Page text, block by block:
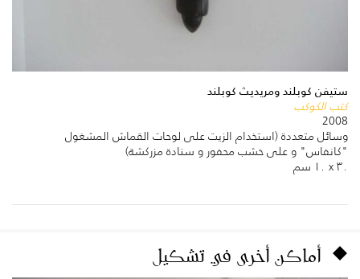
ستيفن كوبلند ومريديث كوبلند
كتب الكوكب
2008
وسائل متعددة (استخدام الزيت على لوحات القماش المشغول
"كانفاس" و على خشب محفور و سنادة مزركشة)
٣٠ x ١٠ سم
أماكن أخرى في تشكيل